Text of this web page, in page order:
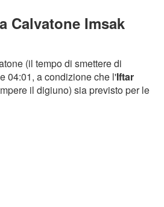
Calvatone Imsak
(il tempo di smettere di
04:01, a condizione che l'Iftar
il digiuno) sia previsto per le